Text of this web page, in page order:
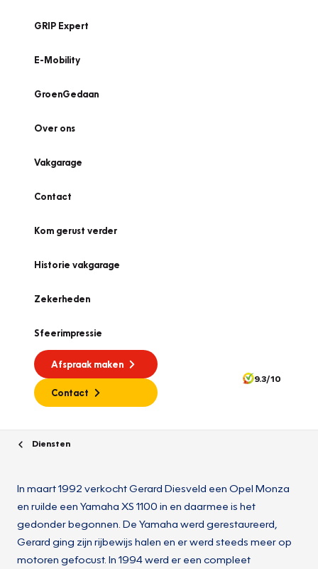
GRIP Expert
E-Mobility
GroenGedaan
Over ons
Vakgarage
Contact
Kom gerust verder
Historie vakgarage
Zekerheden
Sfeerimpressie
Afspraak maken
Contact
9.3/10
Diensten
In maart 1992 verkocht Gerard Diesveld een Opel Monza
en ruilde een Yamaha XS 1100 in en daarmee is het
gedonder begonnen. De Yamaha werd gerestaureerd,
Gerard ging zijn rijbewijs halen en er werd steeds meer op
motoren gefocust. In 1994 werd er een compleet